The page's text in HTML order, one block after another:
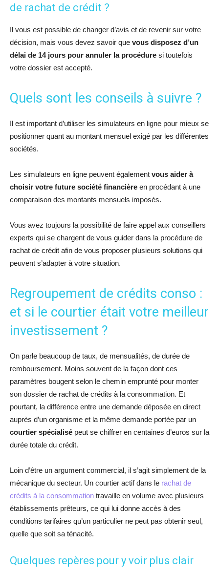
de rachat de crédit ?
Il vous est possible de changer d’avis et de revenir sur votre
décision, mais vous devez savoir que vous disposez d’un
délai de 14 jours pour annuler la procédure si toutefois
votre dossier est accepté.
Quels sont les conseils à suivre ?
Il est important d’utiliser les simulateurs en ligne pour mieux se
positionner quant au montant mensuel exigé par les différentes
sociétés.
Les simulateurs en ligne peuvent également vous aider à
choisir votre future société financière en procédant à une
comparaison des montants mensuels imposés.
Vous avez toujours la possibilité de faire appel aux conseillers
experts qui se chargent de vous guider dans la procédure de
rachat de crédit afin de vous proposer plusieurs solutions qui
peuvent s’adapter à votre situation.
Regroupement de crédits conso :
et si le courtier était votre meilleur
investissement ?
On parle beaucoup de taux, de mensualités, de durée de
remboursement. Moins souvent de la façon dont ces
paramètres bougent selon le chemin emprunté pour monter
son dossier de rachat de crédits à la consommation. Et
pourtant, la différence entre une demande déposée en direct
auprès d’un organisme et la même demande portée par un
courtier spécialisé peut se chiffrer en centaines d’euros sur la
durée totale du crédit.
Loin d’être un argument commercial, il s’agit simplement de la
mécanique du secteur. Un courtier actif dans le rachat de
crédits à la consommation travaille en volume avec plusieurs
établissements prêteurs, ce qui lui donne accès à des
conditions tarifaires qu’un particulier ne peut pas obtenir seul,
quelle que soit sa ténacité.
Quelques repères pour y voir plus clair